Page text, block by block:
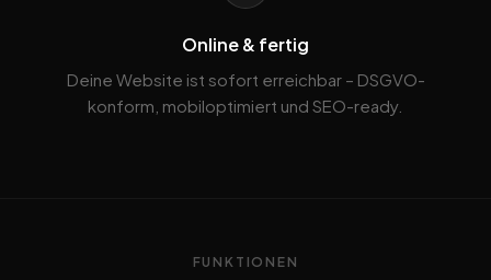
Online & fertig
Deine Website ist sofort erreichbar – DSGVO-
konform, mobiloptimiert und SEO-ready.
FUNKTIONEN